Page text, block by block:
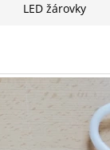
LED žárovky